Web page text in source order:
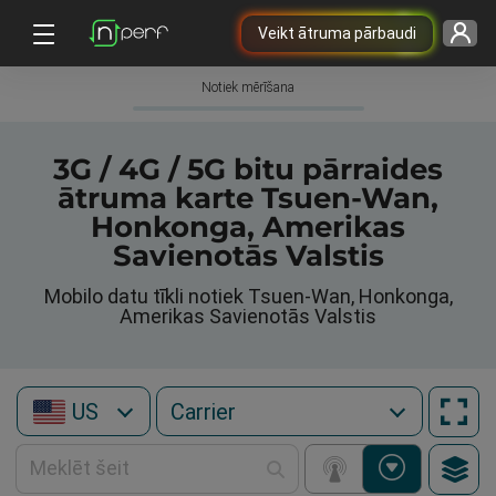
Veikt ātruma pārbaudi
Notiek mērīšana
3G / 4G / 5G bitu pārraides
ātruma karte Tsuen-Wan,
Honkonga, Amerikas
Savienotās Valstis
Mobilo datu tīkli notiek Tsuen-Wan, Honkonga,
Amerikas Savienotās Valstis
US